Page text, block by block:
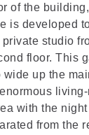
of the
is developed
studio
floor. This
wide up the
with the night
from the